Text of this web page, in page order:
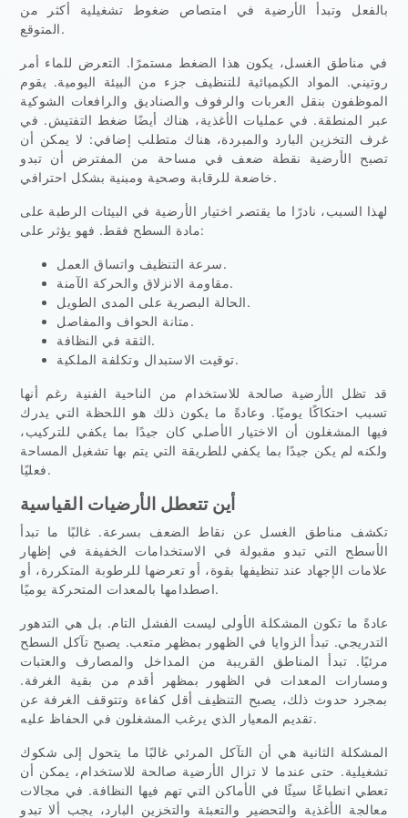
بالفعل وتبدأ الأرضية في امتصاص ضغوط تشغيلية أكثر من
المتوقع.
في مناطق الغسل، يكون هذا الضغط مستمرًا. التعرض للماء أمر
روتيني. المواد الكيميائية للتنظيف جزء من البيئة اليومية. يقوم
الموظفون بنقل العربات والرفوف والصناديق والرافعات الشوكية
عبر المنطقة. في عمليات الأغذية، هناك أيضًا ضغط التفتيش. في
غرف التخزين البارد والمبردة، هناك متطلب إضافي: لا يمكن أن
تصبح الأرضية نقطة ضعف في مساحة من المفترض أن تبدو
خاضعة للرقابة وصحية ومبنية بشكل احترافي.
لهذا السبب، نادرًا ما يقتصر اختيار الأرضية في البيئات الرطبة على
مادة السطح فقط. فهو يؤثر على:
سرعة التنظيف واتساق العمل.
مقاومة الانزلاق والحركة الآمنة.
الحالة البصرية على المدى الطويل.
متانة الحواف والمفاصل.
الثقة في النظافة.
توقيت الاستبدال وتكلفة الملكية.
قد تظل الأرضية صالحة للاستخدام من الناحية الفنية رغم أنها
تسبب احتكاكًا يوميًا. وعادةً ما يكون ذلك هو اللحظة التي يدرك
فيها المشغلون أن الاختيار الأصلي كان جيدًا بما يكفي للتركيب،
ولكنه لم يكن جيدًا بما يكفي للطريقة التي يتم بها تشغيل المساحة
فعليًا.
أين تتعطل الأرضيات القياسية
تكشف مناطق الغسل عن نقاط الضعف بسرعة. غالبًا ما تبدأ
الأسطح التي تبدو مقبولة في الاستخدامات الخفيفة في إظهار
علامات الإجهاد عند تنظيفها بقوة، أو تعرضها للرطوبة المتكررة، أو
اصطدامها بالمعدات المتحركة يوميًا.
عادةً ما تكون المشكلة الأولى ليست الفشل التام. بل هي التدهور
التدريجي. تبدأ الزوايا في الظهور بمظهر متعب. يصبح تآكل السطح
مرئيًا. تبدأ المناطق القريبة من المداخل والمصارف والعتبات
ومسارات المعدات في الظهور بمظهر أقدم من بقية الغرفة.
بمجرد حدوث ذلك، يصبح التنظيف أقل كفاءة وتتوقف الغرفة عن
تقديم المعيار الذي يرغب المشغلون في الحفاظ عليه.
المشكلة الثانية هي أن التآكل المرئي غالبًا ما يتحول إلى شكوك
تشغيلية. حتى عندما لا تزال الأرضية صالحة للاستخدام، يمكن أن
تعطي انطباعًا سيئًا في الأماكن التي تهم فيها النظافة. في مجالات
معالجة الأغذية والتحضير والتعبئة والتخزين البارد، يجب ألا تبدو